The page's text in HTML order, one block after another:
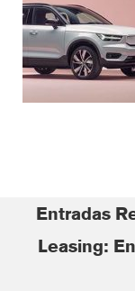
Entradas
Leasing: